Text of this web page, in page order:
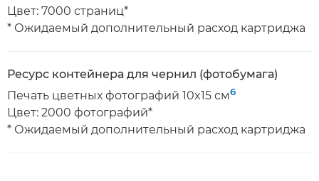
Цвет: 7000 страниц*
* Ожидаемый дополнительный расход картриджа
Ресурс контейнера для чернил (фотобумага)
Печать цветных фотографий 10x15 см6
Цвет: 2000 фотографий*
* Ожидаемый дополнительный расход картриджа